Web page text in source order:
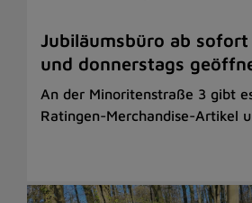
Jubiläumsbüro ab
und donnerstags
An der Minoritenstraße 3 gibt
Ratingen-Merchandise-Artikel